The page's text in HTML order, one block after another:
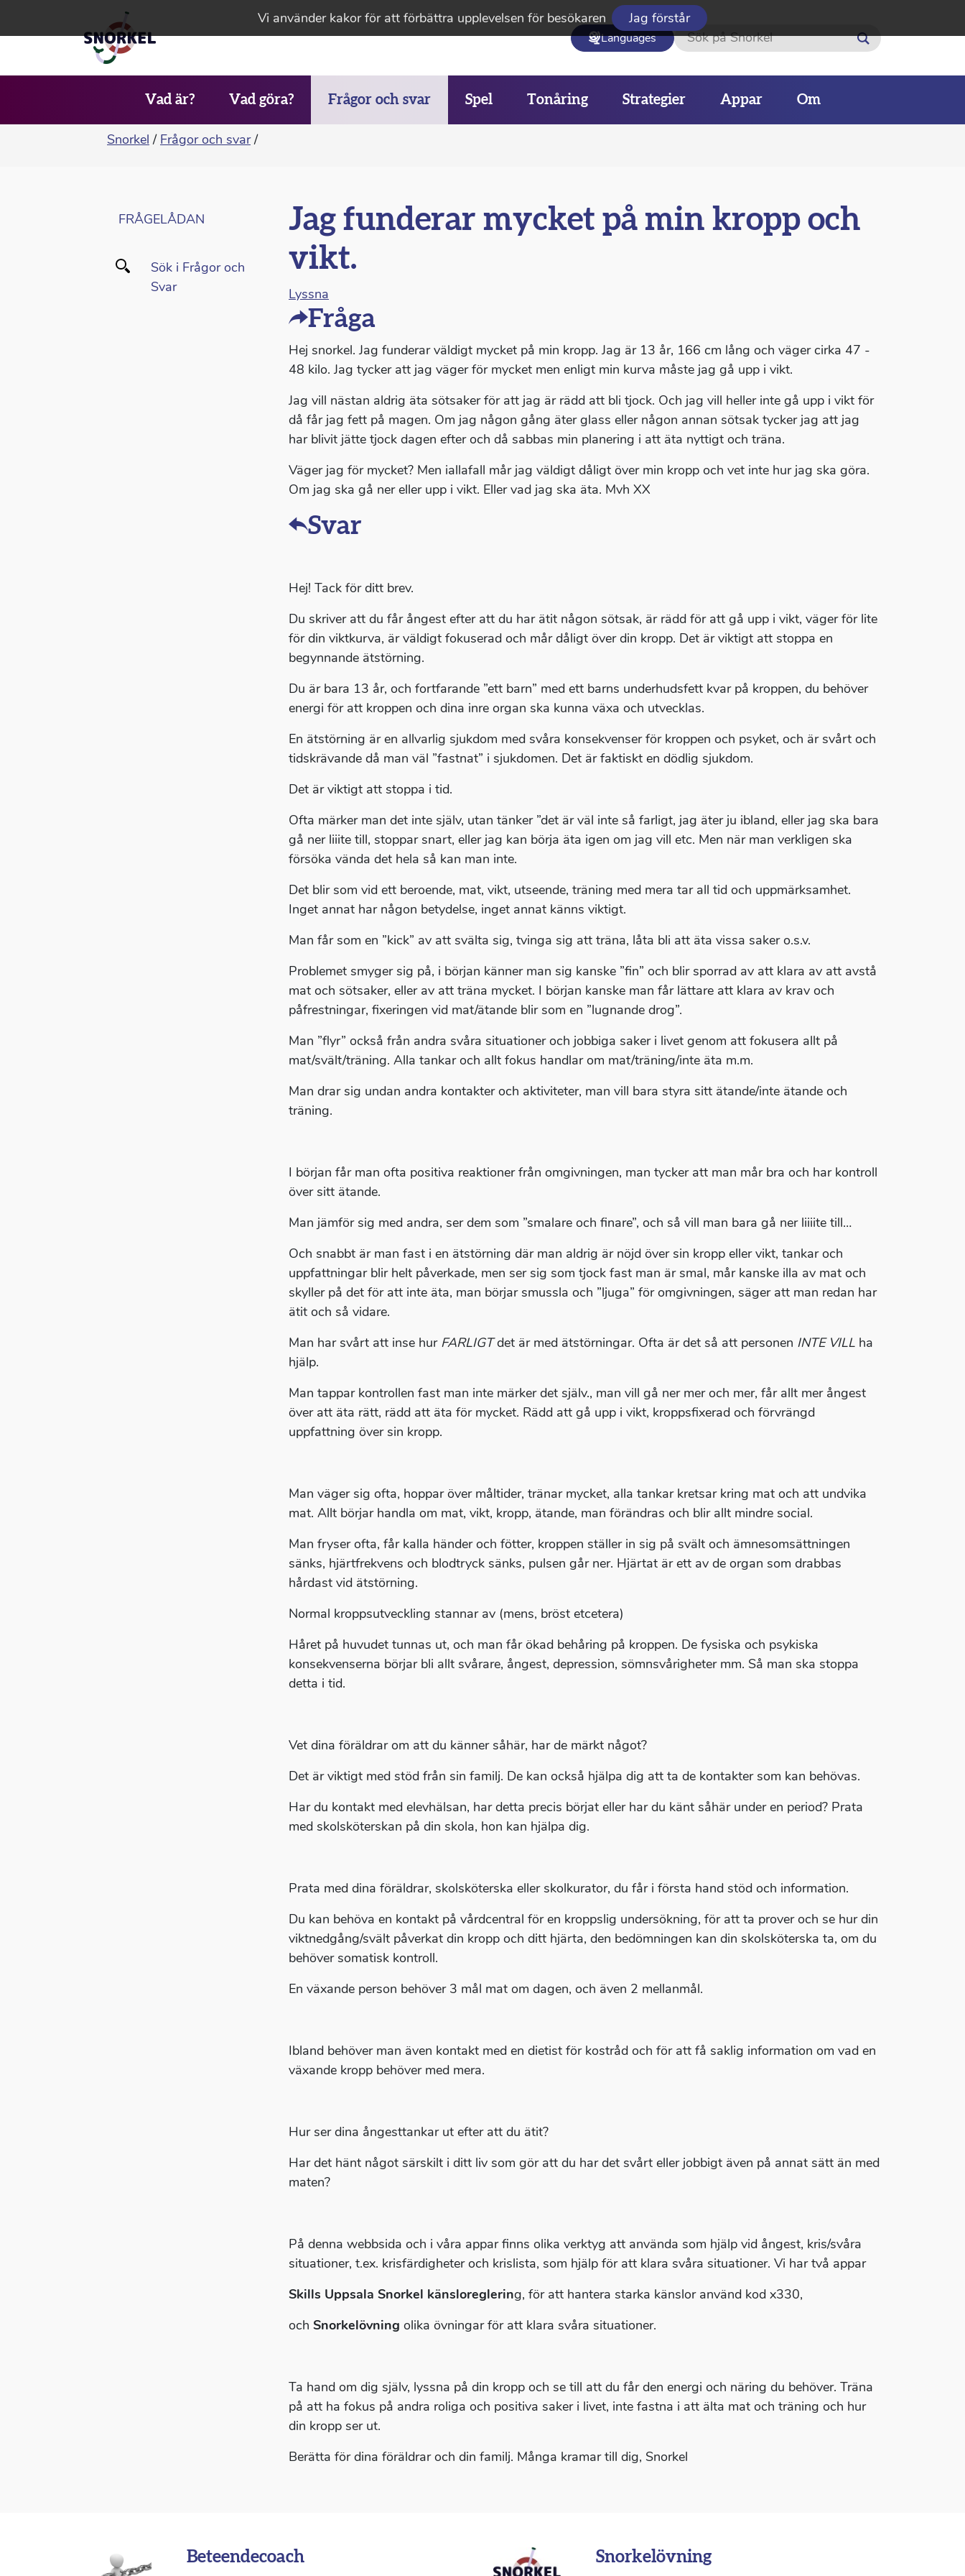
Vi använder kakor för att förbättra upplevelsen för besökaren Jag förstår
Languages Sök
Vad är? Vad göra? Frågor och svar Spel Tonåring Strategier Appar Om
Snorkel / Frågor och svar /
FRÅGELÅDAN
Sök i Frågor och
Svar
Jag funderar mycket på min kropp och
vikt.
Lyssna
Fråga
Hej snorkel. Jag funderar väldigt mycket på min kropp. Jag är 13 år, 166 cm lång och väger cirka 47 -
48 kilo. Jag tycker att jag väger för mycket men enligt min kurva måste jag gå upp i vikt.
Jag vill nästan aldrig äta sötsaker för att jag är rädd att bli tjock. Och jag vill heller inte gå upp i vikt för
då får jag fett på magen. Om jag någon gång äter glass eller någon annan sötsak tycker jag att jag
har blivit jätte tjock dagen efter och då sabbas min planering i att äta nyttigt och träna.
Väger jag för mycket? Men iallafall mår jag väldigt dåligt över min kropp och vet inte hur jag ska göra.
Om jag ska gå ner eller upp i vikt. Eller vad jag ska äta. Mvh XX
Svar
Hej! Tack för ditt brev.
Du skriver att du får ångest efter att du har ätit någon sötsak, är rädd för att gå upp i vikt, väger för lite
för din viktkurva, är väldigt fokuserad och mår dåligt över din kropp. Det är viktigt att stoppa en
begynnande ätstörning.
Du är bara 13 år, och fortfarande ”ett barn” med ett barns underhudsfett kvar på kroppen, du behöver
energi för att kroppen och dina inre organ ska kunna växa och utvecklas.
En ätstörning är en allvarlig sjukdom med svåra konsekvenser för kroppen och psyket, och är svårt och
tidskrävande då man väl ”fastnat” i sjukdomen. Det är faktiskt en dödlig sjukdom.
Det är viktigt att stoppa i tid.
Ofta märker man det inte själv, utan tänker ”det är väl inte så farligt, jag äter ju ibland, eller jag ska bara
gå ner liiite till, stoppar snart, eller jag kan börja äta igen om jag vill etc. Men när man verkligen ska
försöka vända det hela så kan man inte.
Det blir som vid ett beroende, mat, vikt, utseende, träning med mera tar all tid och uppmärksamhet.
Inget annat har någon betydelse, inget annat känns viktigt.
Man får som en ”kick” av att svälta sig, tvinga sig att träna, låta bli att äta vissa saker o.s.v.
Problemet smyger sig på, i början känner man sig kanske ”fin” och blir sporrad av att klara av att avstå
mat och sötsaker, eller av att träna mycket. I början kanske man får lättare att klara av krav och
påfrestningar, fixeringen vid mat/ätande blir som en ”lugnande drog”.
Man ”flyr” också från andra svåra situationer och jobbiga saker i livet genom att fokusera allt på
mat/svält/träning. Alla tankar och allt fokus handlar om mat/träning/inte äta m.m.
Man drar sig undan andra kontakter och aktiviteter, man vill bara styra sitt ätande/inte ätande och
träning.
I början får man ofta positiva reaktioner från omgivningen, man tycker att man mår bra och har kontroll
över sitt ätande.
Man jämför sig med andra, ser dem som ”smalare och finare”, och så vill man bara gå ner liiiite till…
Och snabbt är man fast i en ätstörning där man aldrig är nöjd över sin kropp eller vikt, tankar och
uppfattningar blir helt påverkade, men ser sig som tjock fast man är smal, mår kanske illa av mat och
skyller på det för att inte äta, man börjar smussla och ”ljuga” för omgivningen, säger att man redan har
ätit och så vidare.
Man har svårt att inse hurFARLIGTdet är med ätstörningar. Ofta är det så att personen INTE VILL ha
hjälp.
Man tappar kontrollen fast man inte märker det själv., man vill gå ner mer och mer, får allt mer ångest
över att äta rätt, rädd att äta för mycket. Rädd att gå upp i vikt, kroppsfixerad och förvrängd
uppfattning över sin kropp.
Man väger sig ofta, hoppar över måltider, tränar mycket, alla tankar kretsar kring mat och att undvika
mat. Allt börjar handla om mat, vikt, kropp, ätande, man förändras och blir allt mindre social.
Man fryser ofta, får kalla händer och fötter, kroppen ställer in sig på svält och ämnesomsättningen
sänks, hjärtfrekvens och blodtryck sänks, pulsen går ner. Hjärtat är ett av de organ som drabbas
hårdast vid ätstörning.
Normal kroppsutveckling stannar av (mens, bröst etcetera)
Håret på huvudet tunnas ut, och man får ökad behåring på kroppen. De fysiska och psykiska
konsekvenserna börjar bli allt svårare, ångest, depression, sömnsvårigheter mm. Så man ska stoppa
detta i tid.
Vet dina föräldrar om att du känner såhär, har de märkt något?
Det är viktigt med stöd från sin familj. De kan också hjälpa dig att ta de kontakter som kan behövas.
Har du kontakt med elevhälsan, har detta precis börjat eller har du känt såhär under en period? Prata
med skolsköterskan på din skola, hon kan hjälpa dig.
Prata med dina föräldrar, skolsköterska eller skolkurator, du får i första hand stöd och information.
Du kan behöva en kontakt på vårdcentral för en kroppslig undersökning, för att ta prover och se hur din
viktnedgång/svält påverkat din kropp och ditt hjärta, den bedömningen kan din skolsköterska ta, om du
behöver somatisk kontroll.
En växande person behöver 3 mål mat om dagen, och även 2 mellanmål.
Ibland behöver man även kontakt med en dietist för kostråd och för att få saklig information om vad en
växande kropp behöver med mera.
Hur ser dina ångesttankar ut efter att du ätit?
Har det hänt något särskilt i ditt liv som gör att du har det svårt eller jobbigt även på annat sätt än med
maten?
På denna webbsida och i våra appar finns olika verktyg att använda som hjälp vid ångest, kris/svåra
situationer, t.ex. krisfärdigheter och krislista, som hjälp för att klara svåra situationer. Vi har två appar
Skills Uppsala Snorkel känsloreglering, för att hantera starka känslor använd kod x330,
och Snorkelövning olika övningar för att klara svåra situationer.
Ta hand om dig själv, lyssna på din kropp och se till att du får den energi och näring du behöver. Träna
på att ha fokus på andra roliga och positiva saker i livet, inte fastna i att älta mat och träning och hur
din kropp ser ut.
Berätta för dina föräldrar och din familj. Många kramar till dig, Snorkel
Beteendecoach Snorkelövning